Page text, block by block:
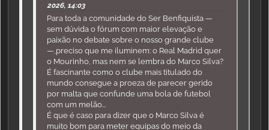
2026, 14:03
Para toda a comunidade do Ser Benfiquista —
sem dúvida o fórum com maior elevação e
paixão no debate sobre o nosso grande clube
—,preciso que me iluminem: o Real Madrid quer
o Mourinho, mas nem se lembra do Marco Silva?
É fascinante como o clube mais titulado do
mundo consegue a proeza de parecer gerido
por malta que confunde uma bola de futebol
com um melão...
É que é caso para dizer que o Marco Silva é
muito bom para meter equipas do meio da